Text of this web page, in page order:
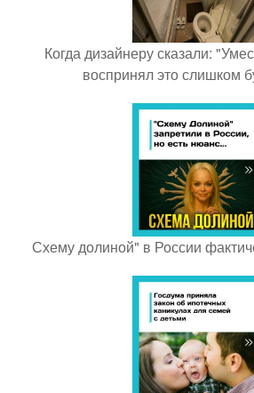
Когда дизайнеру сказали:
воспринял это слишком
Схему долиной" в России